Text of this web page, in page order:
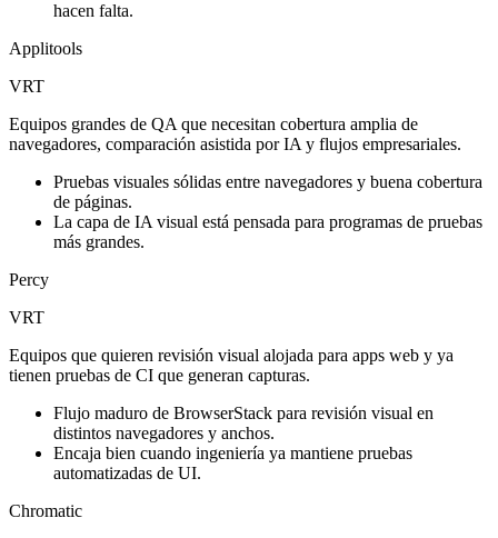
hacen falta.
Applitools
VRT
Equipos grandes de QA que necesitan cobertura amplia de
navegadores, comparación asistida por IA y flujos empresariales.
Pruebas visuales sólidas entre navegadores y buena cobertura
de páginas.
La capa de IA visual está pensada para programas de pruebas
más grandes.
Percy
VRT
Equipos que quieren revisión visual alojada para apps web y ya
tienen pruebas de CI que generan capturas.
Flujo maduro de BrowserStack para revisión visual en
distintos navegadores y anchos.
Encaja bien cuando ingeniería ya mantiene pruebas
automatizadas de UI.
Chromatic